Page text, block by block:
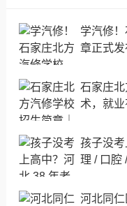
学汽修
章正式发
石家庄
术，就
孩子没
理 / 口腔
河北同